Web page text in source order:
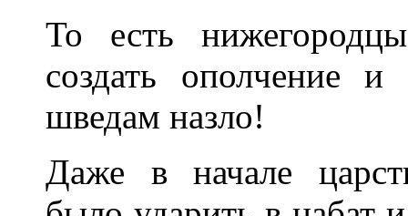
То есть
создать ополчение
шведам назло!
Даже в начале